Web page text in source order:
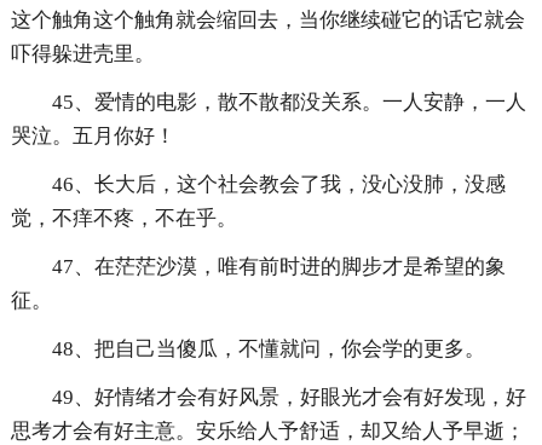
这个触角这个触角就会缩回去，当你继续碰它的话它就会
吓得躲进壳里。
45、爱情的电影，散不散都没关系。一人安静，一人
哭泣。五月你好！
46、长大后，这个社会教会了我，没心没肺，没感
觉，不痒不疼，不在乎。
47、在茫茫沙漠，唯有前时进的脚步才是希望的象
征。
48、把自己当傻瓜，不懂就问，你会学的更多。
49、好情绪才会有好风景，好眼光才会有好发现，好
思考才会有好主意。安乐给人予舒适，却又给人予早逝；